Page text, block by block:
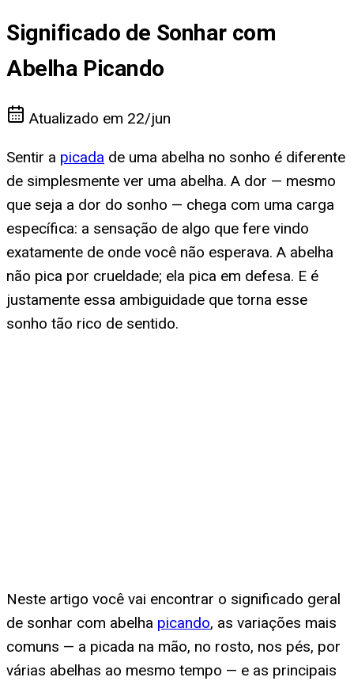
Significado de Sonhar com
Abelha Picando
Atualizado em 22/jun
Sentir a picada de uma abelha no sonho é diferente
de simplesmente ver uma abelha. A dor — mesmo
que seja a dor do sonho — chega com uma carga
específica: a sensação de algo que fere vindo
exatamente de onde você não esperava. A abelha
não pica por crueldade; ela pica em defesa. E é
justamente essa ambiguidade que torna esse
sonho tão rico de sentido.
Neste artigo você vai encontrar o significado geral
de sonhar com abelha picando, as variações mais
comuns — a picada na mão, no rosto, nos pés, por
várias abelhas ao mesmo tempo — e as principais